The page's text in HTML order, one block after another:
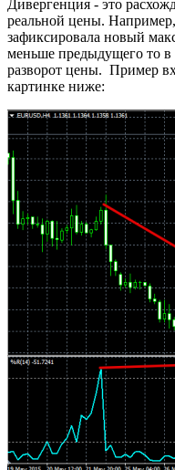
Дивергенция - это
реальной цены.
зафиксировала новый
меньше предыдущего то
разворот цены. Пример
картинке ниже: